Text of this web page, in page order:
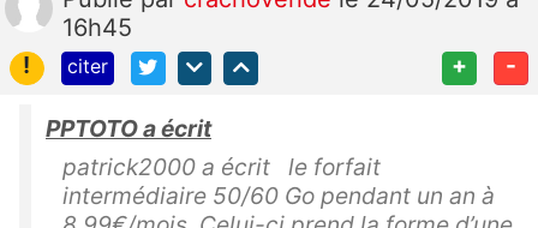
16h45
!
citer + -
PPTOTO a écrit
patrick2000 a écrit le forfait
intermédiaire 50/60 Go pendant un an à